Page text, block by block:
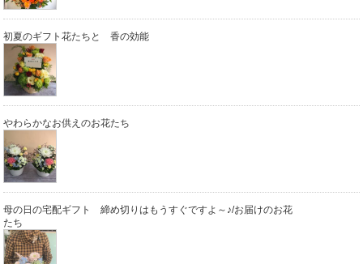
初夏のギフト花たちと 香の効能
やわらかなお供えのお花たち
母の日の宅配ギフト 締め切りはもうすぐですよ～♪/お届けのお花
たち